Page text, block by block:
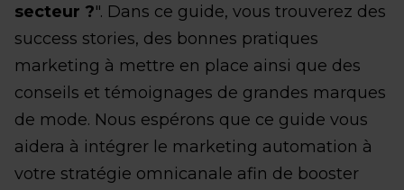
secteur ?". Dans ce guide, vous trouverez des
success stories, des bonnes pratiques
marketing à mettre en place ainsi que des
conseils et témoignages de grandes marques
de mode. Nous espérons que ce guide vous
aidera à intégrer le marketing automation à
votre stratégie omnicanale afin de booster